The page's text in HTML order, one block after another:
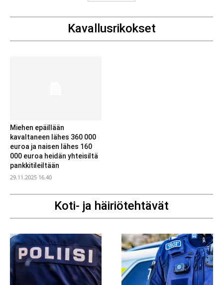
Kavallusrikokset
Miehen epäillään
kavaltaneen lähes 360 000
euroa ja naisen lähes 160
000 euroa heidän yhteisiltä
pankkitileiltään
29.11.2025 16.40
Koti- ja häiriötehtävät